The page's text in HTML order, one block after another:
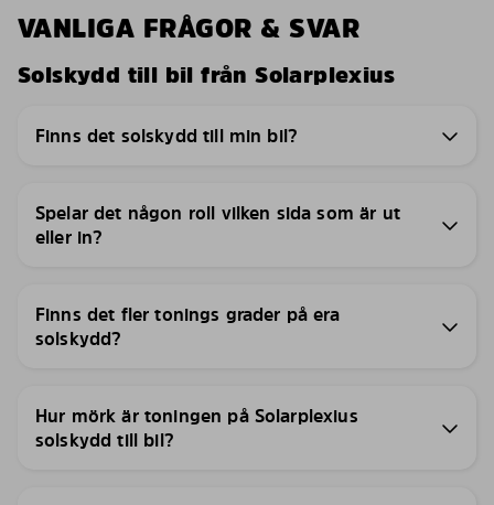
VANLIGA FRÅGOR & SVAR
Solskydd till bil från Solarplexius
Finns det solskydd till min bil?
Spelar det någon roll vilken sida som är ut
eller in?
Finns det fler tonings grader på era
solskydd?
Hur mörk är toningen på Solarplexius
solskydd till bil?